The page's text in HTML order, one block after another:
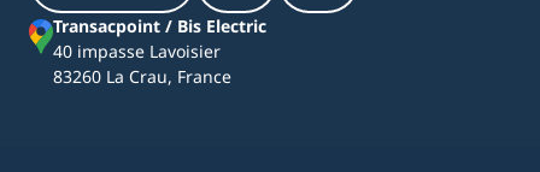
Transacpoint / Bis Electric
40 impasse Lavoisier
83260 La Crau, France